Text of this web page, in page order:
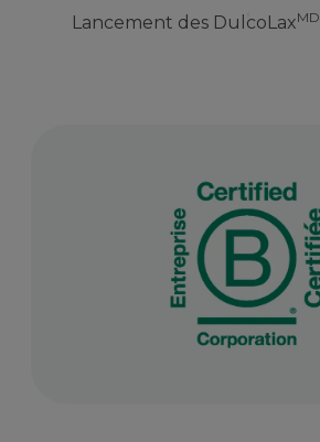
Lancement des DulcoLaxMD